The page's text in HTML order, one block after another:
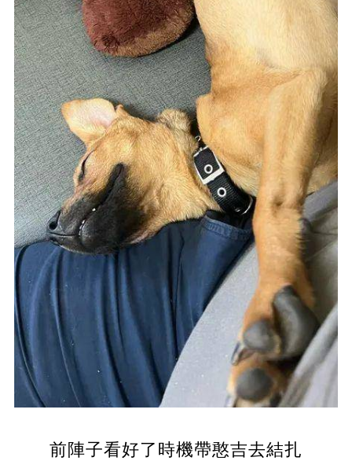
前陣子看好了時機帶憨吉去結扎